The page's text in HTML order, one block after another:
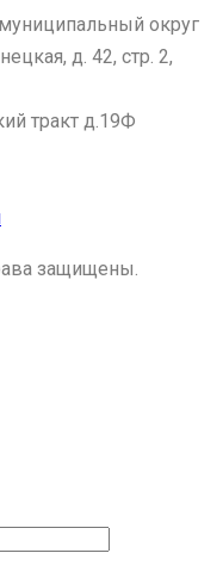
округ
д. 42, стр. 2,
тракт д.19Ф
защищены.